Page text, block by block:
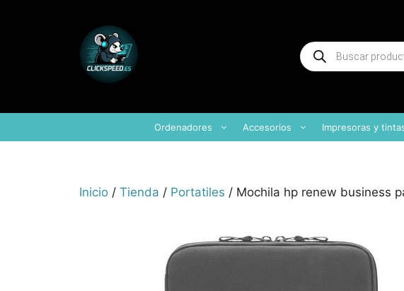
Búsqueda
de
productos
Ordenadores Accesorios Impresoras y
Inicio / Tienda / Portatiles / Mochila hp renew business